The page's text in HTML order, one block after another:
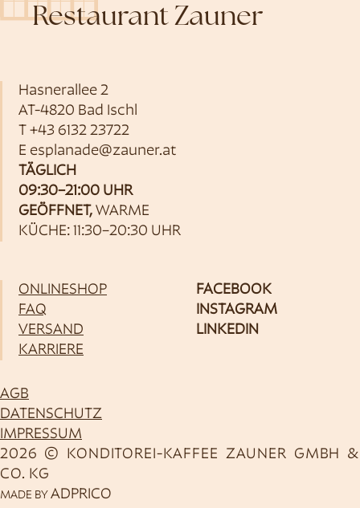
Restaurant Zauner
Hasnerallee 2
AT-4820 Bad Ischl
T +43 6132 23722
E esplanade@zauner.at
TÄGLICH
09:30–21:00 UHR
GEÖFFNET, WARME
KÜCHE: 11:30–20:30 UHR
ONLINESHOP
FAQ
VERSAND
KARRIERE
FACEBOOK
INSTAGRAM
LINKEDIN
2026 © KONDITOREI-KAFFEE ZAUNER GMBH &
CO. KG
AGB
DATENSCHUTZ
IMPRESSUM
MADE BY ADPRICO